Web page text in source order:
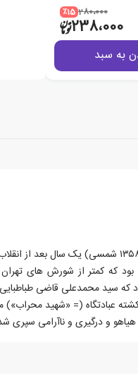
280،000 ٪15
238،000
به سبد
کریم فیضی در سال ۱۹۸۰ میلادی (= ۱۳۵۸ شمسی) یک
که کمتر از شورش های
که سید محمدعلی قاضی طباطبایی
عبادتگاه (= «شهید
و درگیری و ناآرامی سپری